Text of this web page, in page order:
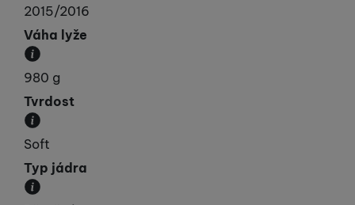
2015/2016
Váha lyže
Hmotnost jedné lyže v gramech.
980 g
Tvrdost
Tvrdost lyže závisí na váze běžce, těžší běžci volí
Soft
Typ jádra